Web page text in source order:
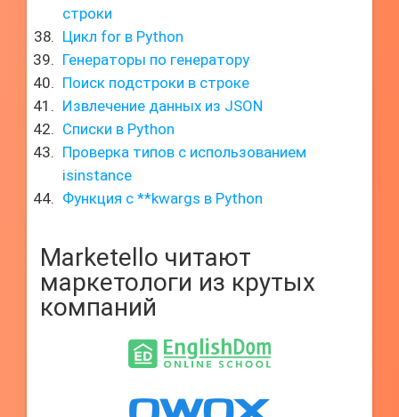
строки
Цикл for в Python
Генераторы по генератору
Поиск подстроки в строке
Извлечение данных из JSON
Списки в Python
Проверка типов с использованием
isinstance
Функция с **kwargs в Python
Marketello читают
маркетологи из крутых
компаний